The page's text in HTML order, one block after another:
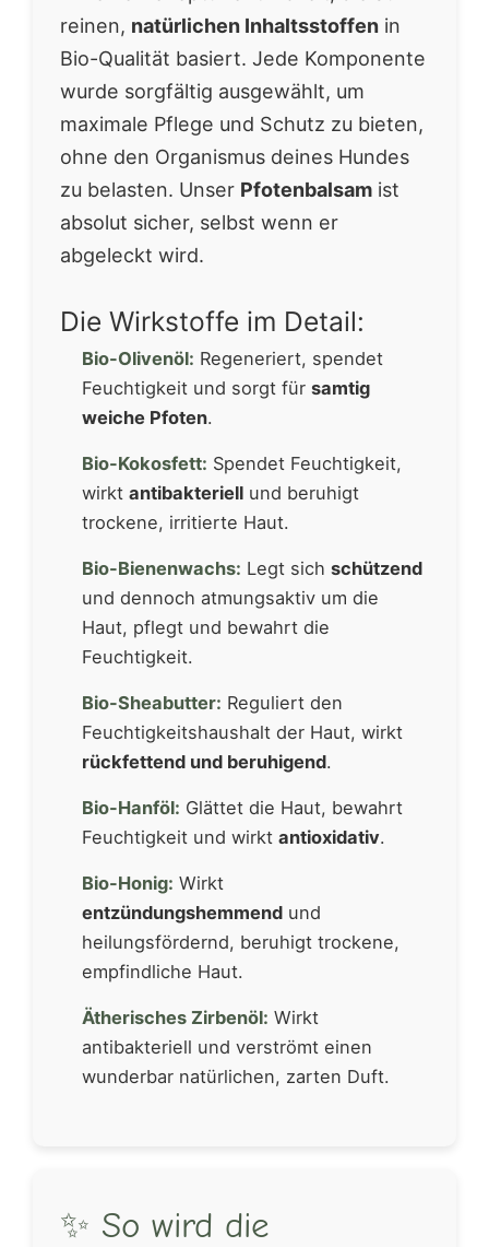
reinen, natürlichen Inhaltsstoffen in
Bio-Qualität basiert. Jede Komponente
wurde sorgfältig ausgewählt, um
maximale Pflege und Schutz zu bieten,
ohne den Organismus deines Hundes
zu belasten. Unser Pfotenbalsam ist
absolut sicher, selbst wenn er
abgeleckt wird.
Die Wirkstoffe im Detail:
Bio-Olivenöl: Regeneriert, spendet
Feuchtigkeit und sorgt für samtig
weiche Pfoten.
Bio-Kokosfett: Spendet Feuchtigkeit,
wirkt antibakteriell und beruhigt
trockene, irritierte Haut.
Bio-Bienenwachs: Legt sich schützend
und dennoch atmungsaktiv um die
Haut, pflegt und bewahrt die
Feuchtigkeit.
Bio-Sheabutter: Reguliert den
Feuchtigkeitshaushalt der Haut, wirkt
rückfettend und beruhigend.
Bio-Hanföl: Glättet die Haut, bewahrt
Feuchtigkeit und wirkt antioxidativ.
Bio-Honig: Wirkt
entzündungshemmend und
heilungsfördernd, beruhigt trockene,
empfindliche Haut.
Ätherisches Zirbenöl: Wirkt
antibakteriell und verströmt einen
wunderbar natürlichen, zarten Duft.
✨ So wird die